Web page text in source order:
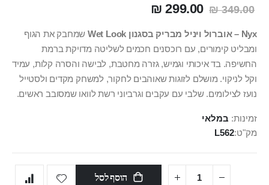
349.00 ₪
299.00 ₪
Nyx – אוברול ויניל מבריק בסגנון Wet Look
שמחבק את הגוף
ומבליט קימורים, עם רוכסנים חכמים לשליטה מדויקת ברמת
החשיפה. בד איכותי וגמיש, גזרה מחטבת, לבישה והסרה קלות, עמיד
וקל לניקוי. מושלם לזוגות שאוהבים לחקור, למשחק מקדים ולסטייל
נועז לצילומים. שלבי עם עקבים וגרביוני רשת לוואו שמסובב ראשים.
זמינות: במלאי
מק"ט L562
הוסף לסל